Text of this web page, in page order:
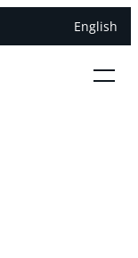
English